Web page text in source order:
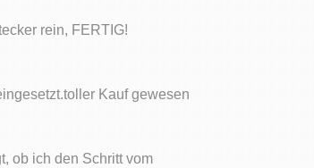
rein, FERTIG!
Kauf gewesen
ob ich den Schritt vom